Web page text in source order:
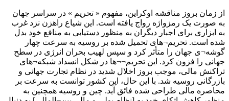
از زمان بروز مناقشه اوکراین، مفهوم « تحریم » در سراسر جهان
به صورت یک رمزواژه رواج یافته است. این شیاع راهزن نزد غرب
به ابزاری برای اجبار دیگران به منظور دستیابی به منافع خود بدل
شده است. تحریم¬های تحمیل شده بر روسیه به سرعت چهار
گوشه¬ی جهان را متأثر کرد و سپس لهیب بحران انرژی در سطح
جهانی را فزون کرد. این تحریم¬¬ها در شکل انسداد شبکه¬های
تراکنش مالی، موجب بروز اخلال شدید در نظام تجارت جهانی و
بازرگانی روسیه شد. با این حال، این کشور توانست به سرعت بر
محاصره مالی طراحی شده فائق آید. چین و روسیه همچنین به